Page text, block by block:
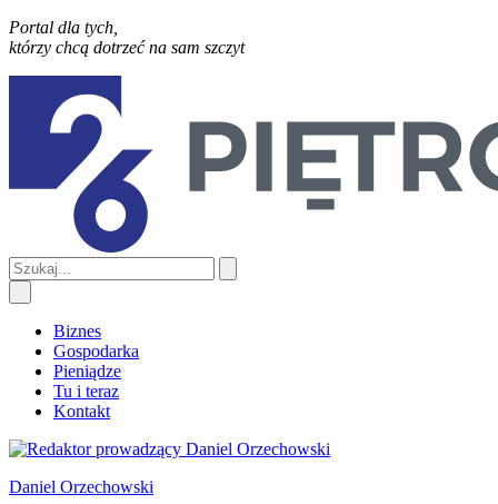
Portal dla tych,
którzy chcą dotrzeć na sam szczyt
Biznes
Gospodarka
Pieniądze
Tu i teraz
Kontakt
Daniel Orzechowski